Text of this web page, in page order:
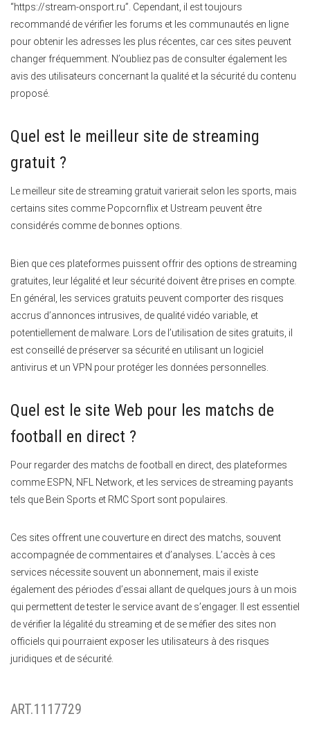
“https://stream-onsport.ru”. Cependant, il est toujours
recommandé de vérifier les forums et les communautés en ligne
pour obtenir les adresses les plus récentes, car ces sites peuvent
changer fréquemment. N’oubliez pas de consulter également les
avis des utilisateurs concernant la qualité et la sécurité du contenu
proposé.
Quel est le meilleur site de streaming
gratuit ?
Le meilleur site de streaming gratuit varierait selon les sports, mais
certains sites comme Popcornflix et Ustream peuvent être
considérés comme de bonnes options.
Bien que ces plateformes puissent offrir des options de streaming
gratuites, leur légalité et leur sécurité doivent être prises en compte.
En général, les services gratuits peuvent comporter des risques
accrus d’annonces intrusives, de qualité vidéo variable, et
potentiellement de malware. Lors de l’utilisation de sites gratuits, il
est conseillé de préserver sa sécurité en utilisant un logiciel
antivirus et un VPN pour protéger les données personnelles.
Quel est le site Web pour les matchs de
football en direct ?
Pour regarder des matchs de football en direct, des plateformes
comme ESPN, NFL Network, et les services de streaming payants
tels que Bein Sports et RMC Sport sont populaires.
Ces sites offrent une couverture en direct des matchs, souvent
accompagnée de commentaires et d’analyses. L’accès à ces
services nécessite souvent un abonnement, mais il existe
également des périodes d’essai allant de quelques jours à un mois
qui permettent de tester le service avant de s’engager. Il est essentiel
de vérifier la légalité du streaming et de se méfier des sites non
officiels qui pourraient exposer les utilisateurs à des risques
juridiques et de sécurité.
ART.1117729